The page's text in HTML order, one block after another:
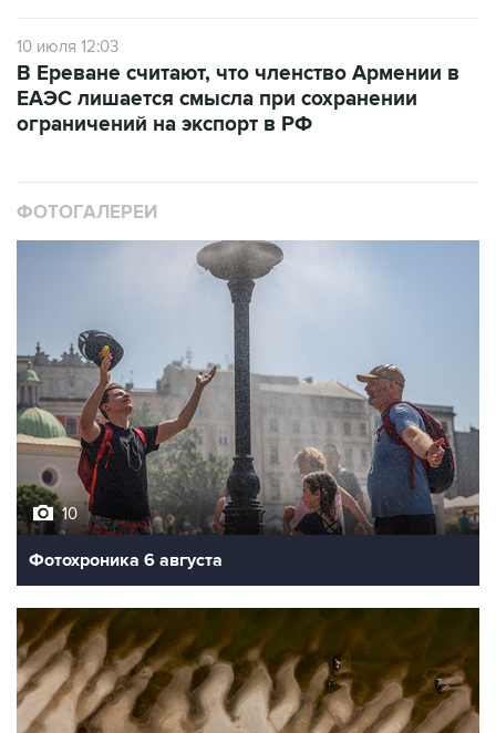
10 июля 12:03
В Ереване считают, что членство Армении в
ЕАЭС лишается смысла при сохранении
ограничений на экспорт в РФ
ФОТОГАЛЕРЕИ
10
Фотохроника 6 августа